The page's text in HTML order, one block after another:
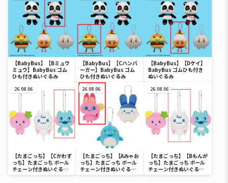
【BabyBus】【Bミュウ
ミュウ】BabyBus ゴム
ひも付きぬいぐるみ
【BabyBus】【Cハンバ
ーガー】BabyBus ゴム
ひも付きぬいぐるみ
【BabyBus】【Dケイ】
BabyBus ゴムひも付き
ぬいぐるみ
26.08.06
【たまごっち】【Cかわず
っち】たまごっち ボール
チェーン付きぬいぐるみ
～Tamagotchi
26.08.06
【たまごっち】【Aみゃお
っち】たまごっち ボール
チェーン付きぬいぐるみ
～Tamagotchi
26.08.06
【たまごっち】【Bもんが
っち】たまごっち ボール
チェーン付きぬいぐるみ
～Tamagotchi